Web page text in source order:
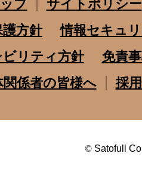
プ
サイトポリシー
方針
情報セキュ
リティ方針
免責
関係者の皆様へ
採
© Satofull